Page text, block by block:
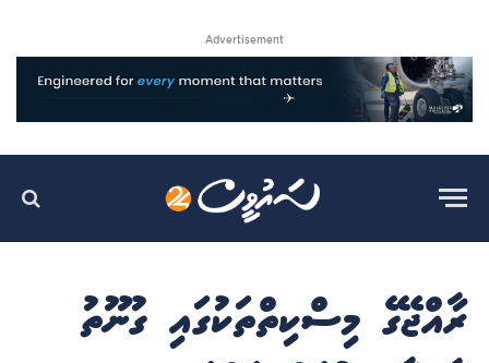
Advertisement
ރާއްޖޭގެ މިސްކިތްތަކުގައި ގުނޫތު